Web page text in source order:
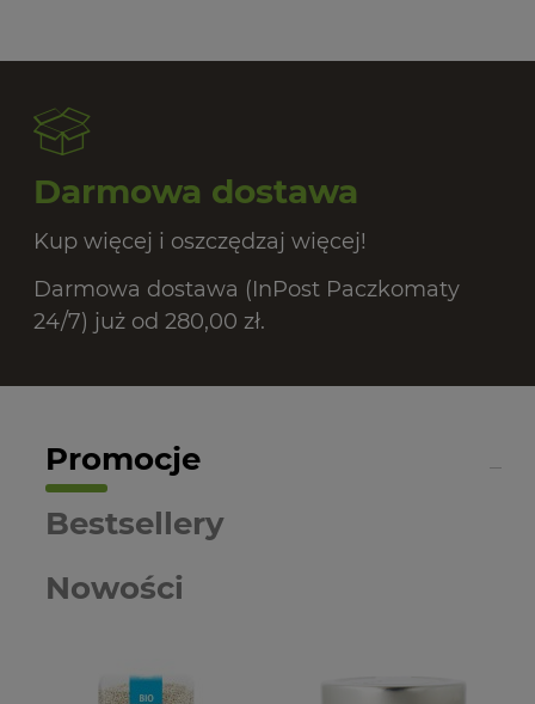
Darmowa dostawa
Kup więcej i oszczędzaj więcej!
Darmowa dostawa (InPost Paczkomaty
24/7) już od 280,00 zł.
Promocje
Nowości
Bestsellery